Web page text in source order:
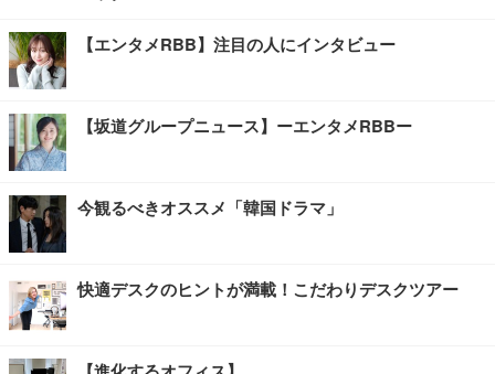
【エンタメRBB】注目の人にインタビュー
【坂道グループニュース】ーエンタメRBBー
今観るべきオススメ「韓国ドラマ」
快適デスクのヒントが満載！こだわりデスクツアー